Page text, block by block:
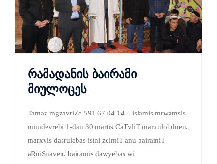
რამადანის ბაირამი
მიულოცეს
Tamaz mgzavriZe 591 67 04 14 – islamis mrwamsis
mimdevrebi 1-dan 30 martis CaTvliT marxulobdnen.
marxvis dasrulebas isini zeimiT anu bairamiT
aRniSnaven. bairamis dawyebas wi